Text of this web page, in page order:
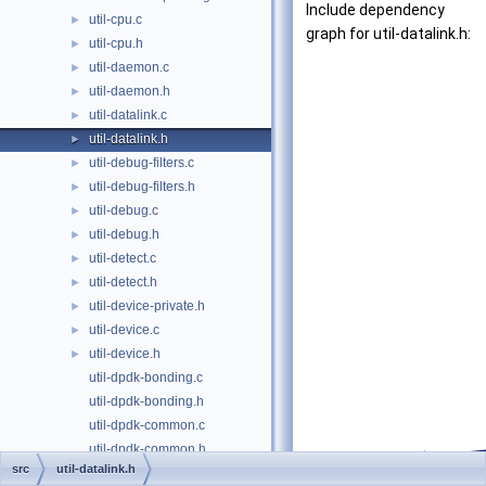
► util-cpu.c
► util-cpu.h
► util-daemon.c
► util-daemon.h
► util-datalink.c
► util-datalink.h
► util-debug-filters.c
► util-debug-filters.h
► util-debug.c
► util-debug.h
► util-detect.c
► util-detect.h
► util-device-private.h
► util-device.c
►
util-device.h
util-dpdk-bonding.c
util-dpdk-bonding.h
util-dpdk-common.c
util-dpdk-common.h
util-dpdk-i40e.c
Include dependency
graph for util-datalink.h:
src util-datalink.h